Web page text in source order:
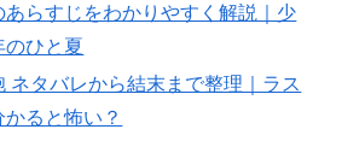
あらすじをわかりやすく解説｜少
のひと夏
ネタバレから結末まで整理｜ラス
かると怖い？